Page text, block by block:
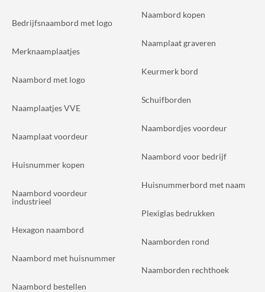
Bedrijfsnaambord met logo
Merknaamplaatjes
Naambord met logo
Naamplaatjes VVE
Naamplaat voordeur
Huisnummer kopen
Naambord voordeur
industrieel
Hexagon naambord
Naambord met huisnummer
Naambord bestellen
Naambord kopen
Naamplaat graveren
Keurmerk bord
Schuifborden
Naambordjes voordeur
Naambord voor bedrijf
Huisnummerbord met naam
Plexiglas bedrukken
Naamborden rond
Naamborden rechthoek